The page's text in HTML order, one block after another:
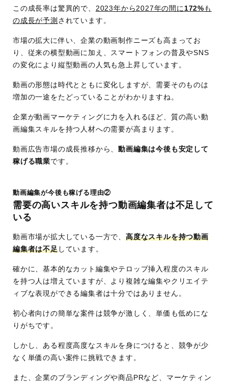
この成長率は驚異的で、 2023年から2027年の間に 172% も
の成長が予測 されています。
市場の拡大に伴い、企業の動画制作ニーズも高まってお
り、従来の横型動画に加え、スマートフォンの普及やSNS
の変化により縦型動画の人気も急上昇しています。
動画の形態は時代とともに変化しますが、需要そのものは
増加の一途をたどっていることがわかりますね。
企業が動画マーケティングに力を入れるほど、質の高い動
画編集スキルを持つ人材への需要が高まります。
動画広告市場の成長推移から、動画編集は今後も安定して
稼げる職業です。
動画編集が今後も稼げる理由②
需要の高いスキルを持つ動画編集者は不足して
いる
動画市場が拡大している一方で、高度なスキルを持つ動画
編集者は不足しています。
確かに、基本的なカット編集やテロップ挿入程度のスキル
を持つ人は増えていますが、より複雑な編集やクリエイテ
ィブな表現ができる編集者は十分ではありません。
初心者向けの簡単な案件は競争が激しく、単価も低めにな
りがちです。
しかし、ある程度高度なスキルを身につけると、競争が少
なく単価の高い案件に挑戦できます。
また、企業のブランディングや商品PRなど、マーケティン